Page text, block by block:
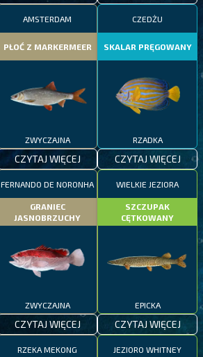
AMSTERDAM
PŁOĆ Z MARKERMEER
ZWYCZAJNA
CZYTAJ WIĘCEJ
CZEDŻU
SKALAR PRĘGOWANY
RZADKA
CZYTAJ WIĘCEJ
FERNANDO DE NORONHA
GRANIEC
JASNOBRZUCHY
ZWYCZAJNA
CZYTAJ WIĘCEJ
WIELKIE JEZIORA
SZCZUPAK
CĘTKOWANY
EPICKA
CZYTAJ WIĘCEJ
RZEKA MEKONG JEZIORO WHITNEY